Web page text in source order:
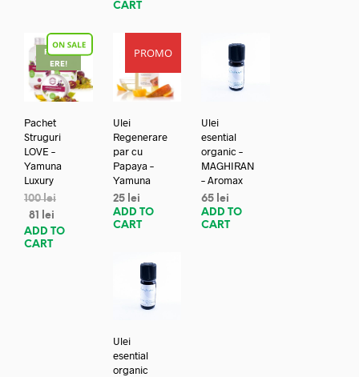
CART
REDUC
ERE!
Pachet
Struguri
LOVE –
Yamuna
Luxury
100lei
81
lei
ADD TO
CART
PROMO
Ulei
Regenerare
par cu
Papaya –
Yamuna
25 lei
ADD TO
CART
Ulei
esential
organic –
MAGHIRAN
– Aromax
65 lei
ADD TO
CART
Ulei
esential
organic